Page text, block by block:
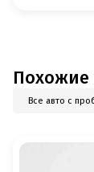
Похожие
Все авто с